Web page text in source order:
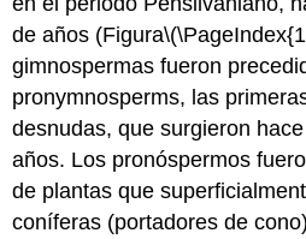
de años (Figura
gimnospermas fueron
pronymnosperms, las
desnudas, que surgieron
años. Los pronóspermos
de plantas que
coníferas (portadores de